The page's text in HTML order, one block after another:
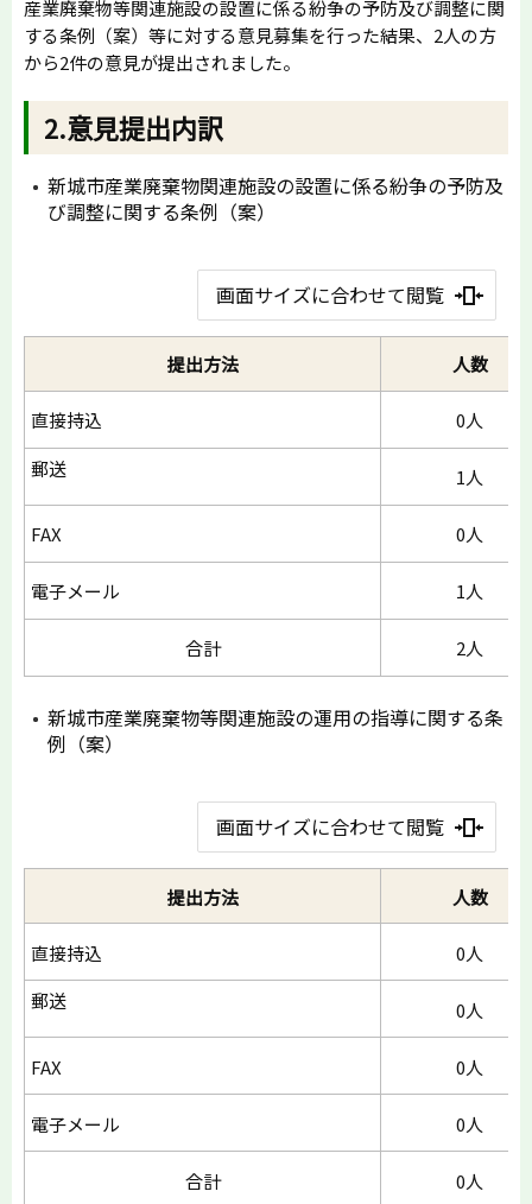
産業廃棄物等関連施設の設置に係る紛争の予防及び調整に関
する条例（案）等に対する意見募集を行った結果、2人の方
から2件の意見が提出されました。
2.意見提出内訳
新城市産業廃棄物関連施設の設置に係る紛争の予防及
び調整に関する条例（案）
画面サイズに合わせて閲覧
提出方法 人数
直接持込
0人
郵送
1人
FAX 0人
電子メール 1人
合計 2人
新城市産業廃棄物等関連施設の運用の指導に関する条
例（案）
画面サイズに合わせて閲覧
提出方法 人数
直接持込
0人
郵送
0人
FAX 0人
電子メール 0人
合計 0人